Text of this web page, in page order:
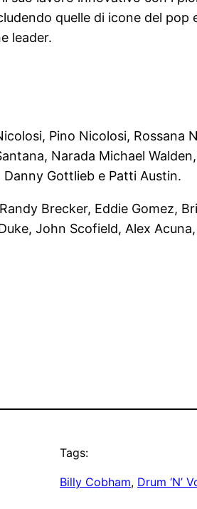
quelle di icone del pop
leader.
Pino Nicolosi,
Narada Michael
Gottlieb e Patti Austin.
Brecker, Eddie Gomez,
John Scofield, Alex
Tags:
Billy Cobham, Drum ‘N’